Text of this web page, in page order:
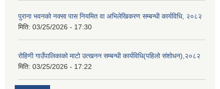
पुराना भवनको नक्सा पास नियमित वा अभिलेखिकरण सम्बन्धी कार्यविधि, २०८२
मिति: 03/25/2026 - 17:30
रोहिणी गाउँपालिकाको माटो उत्खनन सम्बन्धी कार्यविधि(पहिलो संशोधन),२०८२
मिति: 03/25/2026 - 17:22